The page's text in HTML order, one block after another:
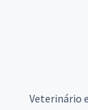
Veterinário